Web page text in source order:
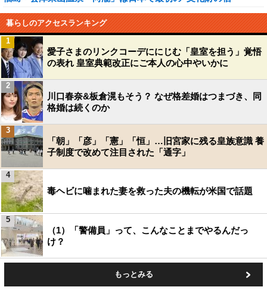
暮らしのアクセスランキング
愛子さまのリンクコーデににじむ「皇室を担う」覚悟
の表れ 皇室典範改正にご本人の心中やいかに
1
川口春奈&板倉滉もそう？ なぜ格差婚はつまづき、同
格婚は続くのか
2
「朝」「彦」「憲」「恒」…旧宮家に残る皇族意識 養
子制度で改めて注目された「通字」
3
毒ヘビに噛まれた妻を救った夫の機転が米国で話題
4
（1）「警備員」って、こんなことまでやるんだっ
け？
5
もっとみる